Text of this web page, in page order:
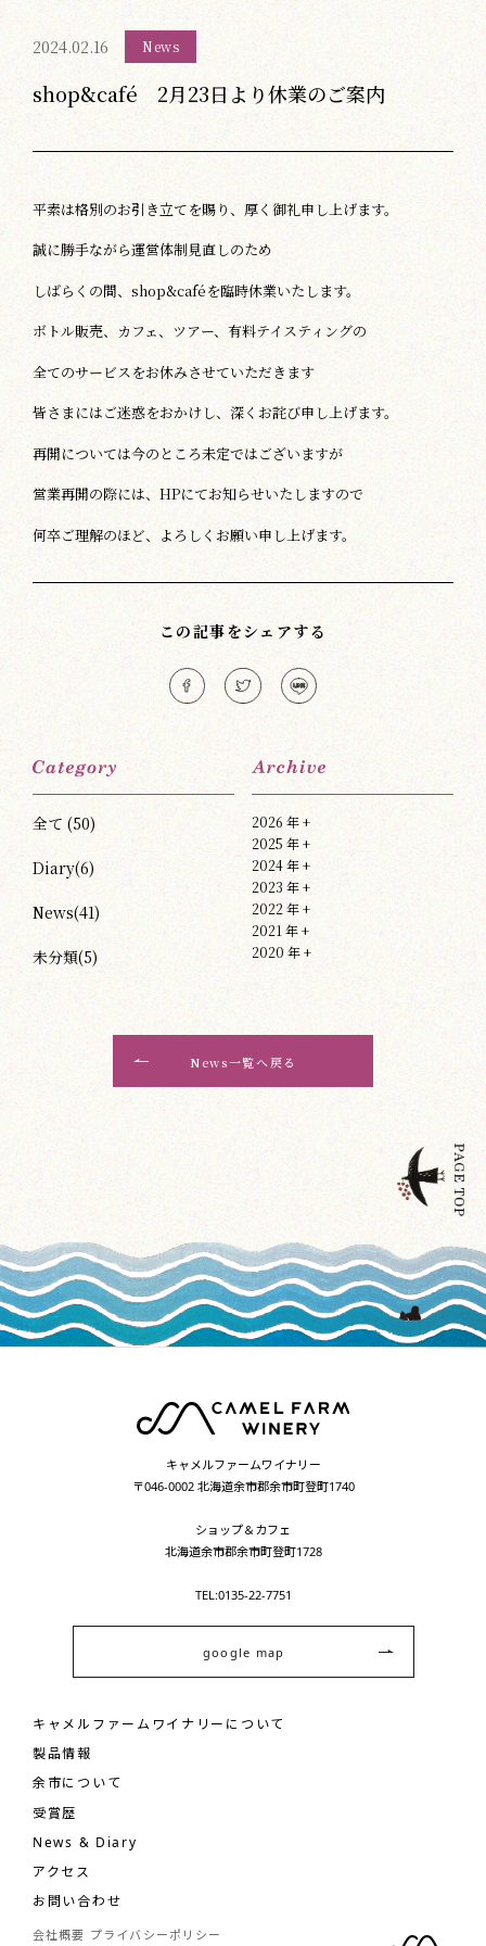
2024.02.16 News
shop&café 2月23日より休業のご案内
平素は格別のお引き立てを賜り、厚く御礼申し上げます。
誠に勝手ながら運営体制見直しのため
しばらくの間、shop&caféを臨時休業いたします。
ボトル販売、カフェ、ツアー、有料テイスティングの
全てのサービスをお休みさせていただきます
皆さまにはご迷惑をおかけし、深くお詫び申し上げます。
再開については今のところ未定ではございますが
営業再開の際には、HPにてお知らせいたしますので
何卒ご理解のほど、よろしくお願い申し上げます。
この記事をシェアする
全て (50)
Diary(6)
News(41)
未分類(5)
2026 年+
2025 年+
2024 年+
2023 年+
2022 年+
2021 年+
2020 年+
News一覧へ戻る
キャメルファームワイナリー
〒046-0002 北海道余市郡余市町登町1740
ショップ＆カフェ
北海道余市郡余市町登町1728
TEL:0135-22-7751
google map
キャメルファームワイナリーについて
製品情報
余市について
受賞歴
News & Diary
アクセス
お問い合わせ
会社概要 プライバシーポリシー